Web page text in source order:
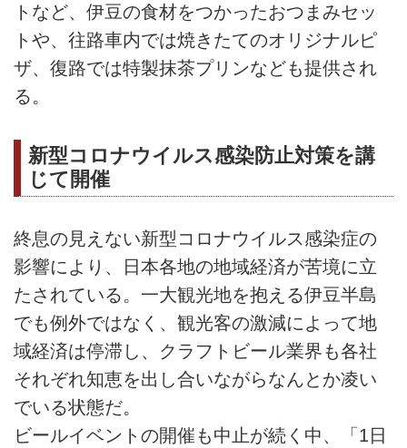
トなど、伊豆の食材をつかったおつまみセッ
トや、往路車内では焼きたてのオリジナルピ
ザ、復路では特製抹茶プリンなども提供され
る。
新型コロナウイルス感染防止対策を講
じて開催
終息の見えない新型コロナウイルス感染症の
影響により、日本各地の地域経済が苦境に立
たされている。一大観光地を抱える伊豆半島
でも例外ではなく、観光客の激減によって地
域経済は停滞し、クラフトビール業界も各社
それぞれ知恵を出し合いながらなんとか凌い
でいる状態だ。
ビールイベントの開催も中止が続く中、「1日